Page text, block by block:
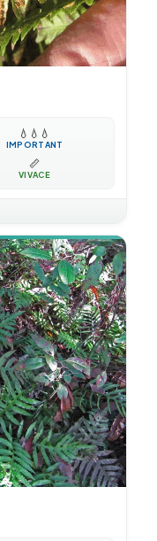
💧 💧 💧
IMPORTANT
📏
VIVACE